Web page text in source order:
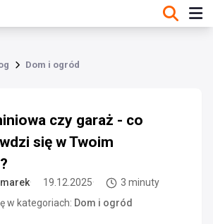
Dom i ogród
czy garaż - co
się w Twoim
19.12.2025
3 minuty
w kategoriach: Dom i ogród